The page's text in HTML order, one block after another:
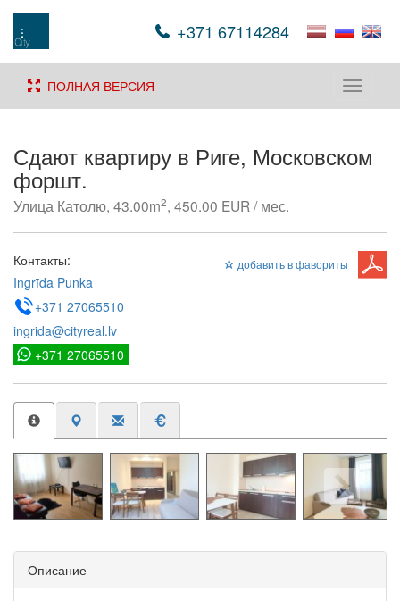
+371 67114284
Toggle
ПОЛНАЯ ВЕРСИЯ
Сдают квартиру в Риге, Московском
форшт.
Улица Католю, 43.00m2, 450.00 EUR / мес.
добавить в фавориты
Контакты:
Ingrīda Punka
+371 27065510
ingrida@cityreal.lv
+371 27065510
Описание